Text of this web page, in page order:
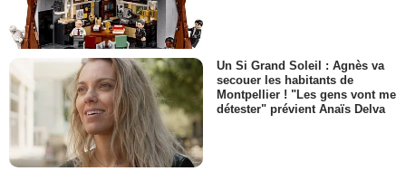
Un Si Grand Soleil : Agnès va
secouer les habitants de
Montpellier ! "Les gens vont me
détester" prévient Anaïs Delva